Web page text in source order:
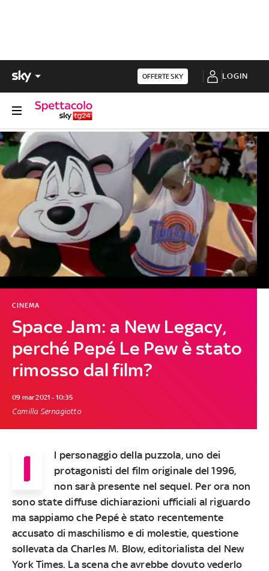
OFFERTE SKY LOGIN
Space Jam: a New Legacy,
perché Pepé Le Pew è stato
rimosso dal film?
CINEMA
09 mar 2021 - 10:35
Camilla Sernagiotto
I
l personaggio della puzzola, uno dei
protagonisti del film originale del 1996,
non sarà presente nel sequel. Per ora non
sono state diffuse dichiarazioni ufficiali al riguardo
ma sappiamo che Pepé è stato recentemente
accusato di maschilismo e di molestie, questione
sollevata da Charles M. Blow, editorialista del New
York Times. La scena che avrebbe dovuto vederlo